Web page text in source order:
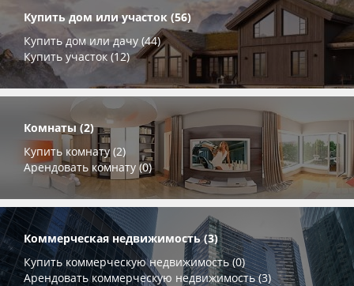
Купить дом или участок (56)
Купить дом или дачу (44)
Купить участок (12)
Комнаты (2)
Купить комнату (2)
Арендовать комнату (0)
Коммерческая недвижимость (3)
Купить коммерческую недвижимость (0)
Арендовать коммерческую недвижимость (3)